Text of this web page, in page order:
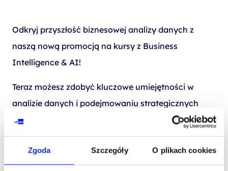
Zgoda Szczegóły O plikach cookies
Odkryj przyszłość biznesowej analizy danych z
naszą nową promocją na kursy z Business
Intelligence & AI!
Teraz możesz zdobyć kluczowe umiejętności w
analizie danych i podejmowaniu strategicznych
decyzji biznesowych z wsparciem AI.